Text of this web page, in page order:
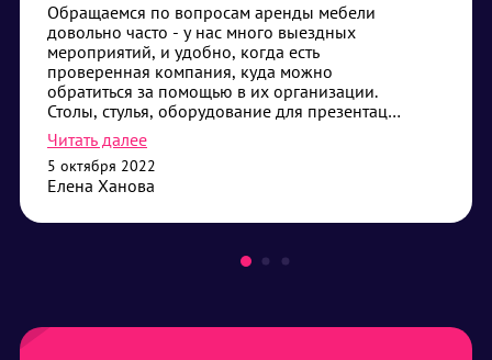
Обращаемся по вопросам аренды мебели
довольно часто - у нас много выездных
мероприятий, и удобно, когда есть
проверенная компания, куда можно
обратиться за помощью в их организации.
Столы, стулья, оборудование для презентаций
- самые частые наши запросы. Привозят без
опозданий, помогают с установкой, если
требуется - всегда дадут совет что лучше
выбрать. Сотрудничество нас устраивает,
Читать далее
5 октября 2022
Елена Ханова